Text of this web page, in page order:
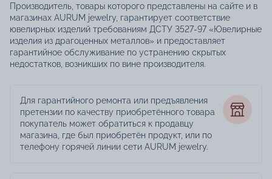
Производитель, товары которого представлены на сайте и в
магазинах AURUM jewelry, гарантирует соответствие
ювелирных изделий требованиям ДСТУ 3527-97 «Ювелирные
изделия из драгоценных металлов» и предоставляет
гарантийное обслуживание по устранению скрытых
недостатков, возникших по вине производителя.
Для гарантийного ремонта или предъявления
претензии по качеству приобретённого товара
покупатель может обратиться к продавцу
магазина, где был приобретён продукт, или по
телефону горячей линии сети AURUM jewelry.